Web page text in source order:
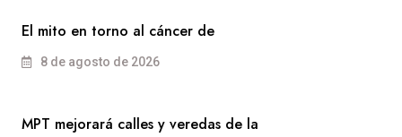
El mito en torno al cáncer de
8 de agosto de 2026
MPT mejorará calles y veredas de la